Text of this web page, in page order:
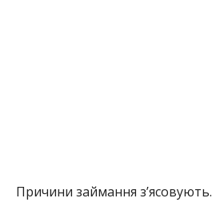
Причини займання з’ясовують.